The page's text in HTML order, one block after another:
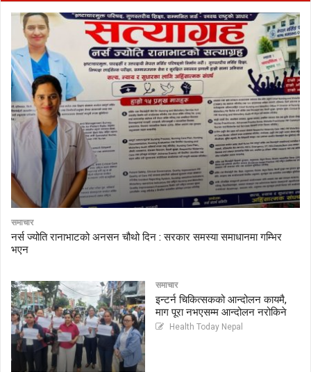
समाचार
नर्स ज्योति रानाभाटको अनसन चौथो दिन : सरकार समस्या समाधानमा गम्भिर
भएन
समाचार
इन्टर्न चिकित्सकको आन्दोलन कायमै,
माग पूरा नभएसम्म आन्दोलन नरोकिने
Health Today Nepal